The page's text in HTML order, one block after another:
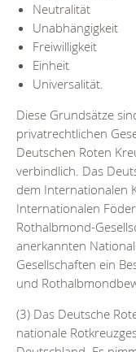
Neutralität
Unabhängigkeit
Freiwilligkeit
Einheit
Universalität.
Diese Grundsätze
privatrechtlichen
Deutschen Roten
verbindlich. Das
dem Internationalen
Internationalen
Rothalbmond-
anerkannten
Gesellschaften ein
und
(3) Das Deutsche
nationale